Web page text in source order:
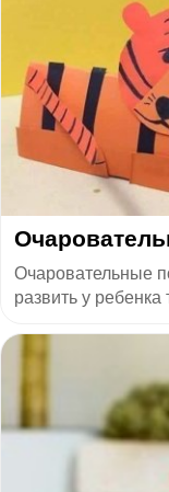
Очаровательные
развить у